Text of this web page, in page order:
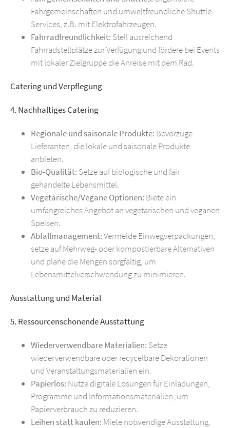
Fahrgemeinschaften und umweltfreundliche Shuttle-
Services, z.B. mit Elektrofahrzeugen.
Fahrradfreundlichkeit: Stell ausreichend
Fahrradstellplätze zur Verfügung und fördere bei Events
mit lokaler Zielgruppe die Anreise mit dem Rad.
Catering und Verpflegung
4. Nachhaltiges Catering
Regionale und saisonale Produkte: Bevorzuge
Lieferanten, die lokale und saisonale Produkte
anbieten.
Bio-Qualität: Setze auf biologische und fair
gehandelte Lebensmittel.
Vegetarische/Vegane Optionen: Biete ein
umfangreiches Angebot an vegetarischen und veganen
Speisen.
Abfallmanagement:Vermeide Einwegverpackungen,
setze auf Mehrweg- oder kompostierbare Alternativen
und plane die Mengen sorgfältig, um
Lebensmittelverschwendung zu minimieren.
Ausstattung und Material
5. Ressourcenschonende Ausstattung
Wiederverwendbare Materialien: Setze
wiederverwendbare oder recycelbare Dekorationen
und Veranstaltungsmaterialien ein.
Papierlos: Nutze digitale Lösungen für Einladungen,
Programme und Informationsmaterialien, um
Papierverbrauch zu reduzieren.
Leihen statt kaufen: Miete notwendige Ausstattung,